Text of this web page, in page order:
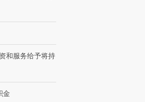
和服务给予将持
金